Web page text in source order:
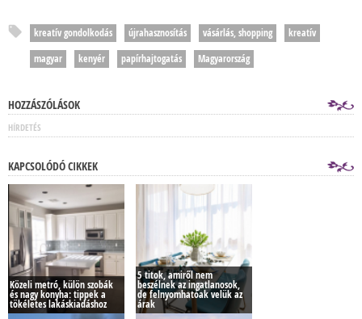
kreatív gondolkodás újrahasznosítás vásárlás, shopping
kreatív
magyar
kenyér papírhajtogatás Magyarország
HOZZÁSZÓLÁSOK
HÍRDETÉS
KAPCSOLÓDÓ CIKKEK
Közeli metró, külön szobák
és nagy konyha: tippek a
tökéletes lakáskiadáshoz
5 titok, amiről nem
beszélnek az ingatlanosok,
de felnyomhatóak velük az
árak